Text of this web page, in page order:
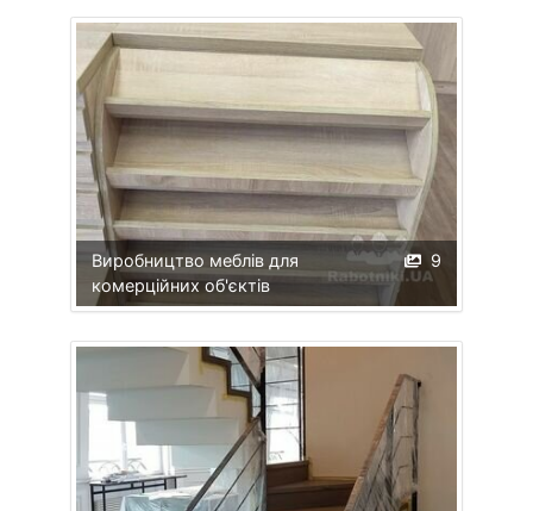
9
Виробництво меблів для
комерційних об'єктів